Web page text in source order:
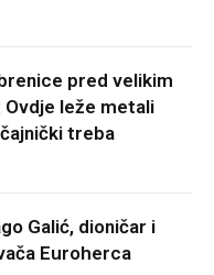
pred velikim
leže metali
treba
Galić, dioničar i
Euroherca